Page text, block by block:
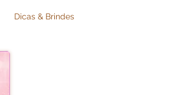
Dicas & Brindes